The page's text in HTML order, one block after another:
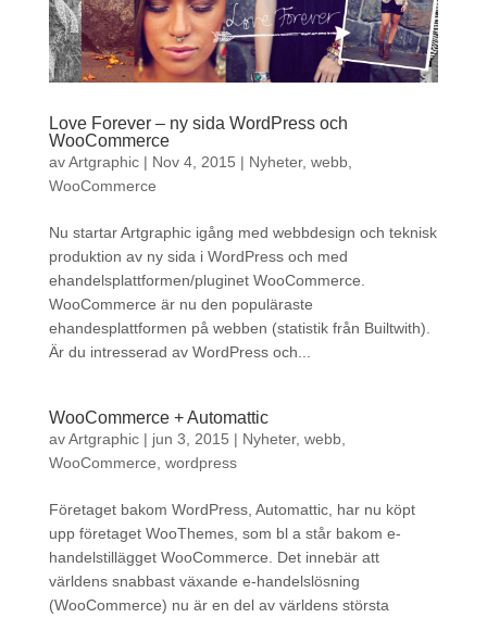
Love Forever – ny sida WordPress och
WooCommerce
avArtgraphic| Nov 4, 2015 | Nyheter, webb,
WooCommerce
Nu startar Artgraphic igång med webbdesign och teknisk
produktion av ny sida i WordPress och med
ehandelsplattformen/pluginet WooCommerce.
WooCommerce är nu den populäraste
ehandesplattformen på webben (statistik från Builtwith).
Är du intresserad av WordPress och...
WooCommerce + Automattic
avArtgraphic| jun 3, 2015 | Nyheter, webb,
WooCommerce wordpress
Företaget bakom WordPress, Automattic, har nu köpt
upp företaget WooThemes, som bl a står bakom e-
handelstillägget WooCommerce. Det innebär att
världens snabbast växande e-handelslösning
(WooCommerce) nu är en del av världens största